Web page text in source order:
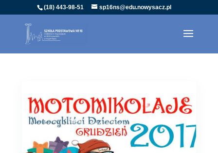
(18) 443-98-51 sp16ns@edu.nowysacz.pl